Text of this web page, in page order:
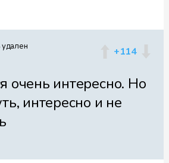
+114
очень интересно. Но
интересно и не